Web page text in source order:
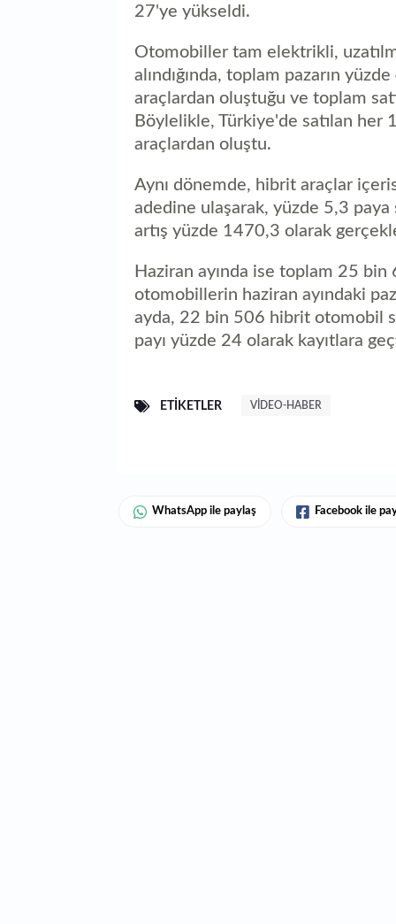
27'ye yükseldi.
Otomobiller tam elektrikli,
alındığında, toplam pazarın
araçlardan oluştuğu ve toplam
Böylelikle, Türkiye'de satılan
araçlardan oluştu.
Aynı dönemde, hibrit araçlar
adedine ulaşarak, yüzde 5,3 paya
artış yüzde 1470,3 olarak
Haziran ayında ise toplam 25
otomobillerin haziran ayındaki
ayda, 22 bin 506 hibrit otomobil
payı yüzde 24 olarak kayıtlara
ETIKETLER VIDEO-HABER
WhatsApp ile paylaş Facebook ile